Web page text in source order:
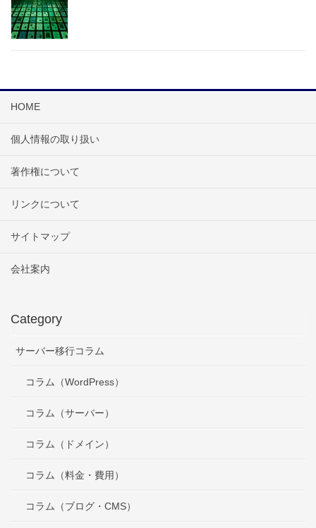
HOME
個人情報の取り扱い
著作権について
リンクについて
サイトマップ
会社案内
Category
サーバー移行コラム
コラム（WordPress）
コラム（サーバー）
コラム（ドメイン）
コラム（料金・費用）
コラム（ブログ・CMS）